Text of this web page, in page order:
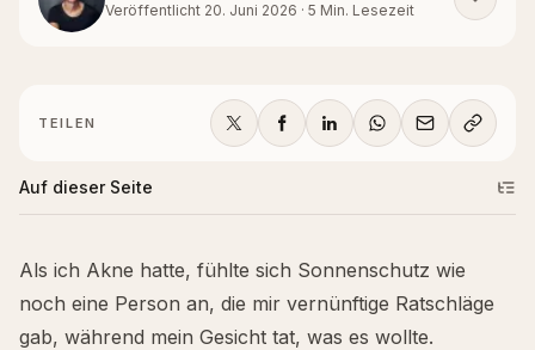
Veröffentlicht 20. Juni 2026 · 5 Min. Lesezeit
TEILEN
Auf dieser Seite
Als ich Akne hatte, fühlte sich Sonnenschutz wie
noch eine Person an, die mir vernünftige Ratschläge
gab, während mein Gesicht tat, was es wollte.